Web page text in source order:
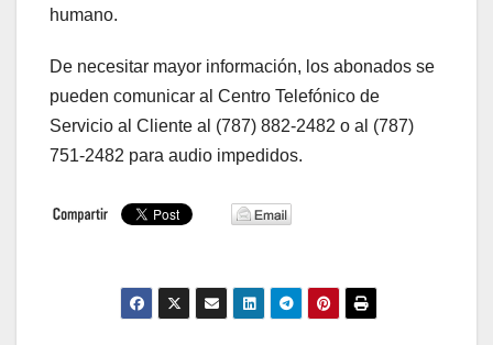
humano.
De necesitar mayor información, los abonados se
pueden comunicar al Centro Telefónico de
Servicio al Cliente al (787) 882-2482 o al (787)
751-2482 para audio impedidos.